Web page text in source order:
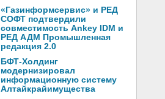
«Газинформсервис» и РЕД
СОФТ подтвердили
совместимость Ankey IDM и
РЕД АДМ Промышленная
редакция 2.0
БФТ-Холдинг
модернизировал
информационную систему
Алтайкрайимущества